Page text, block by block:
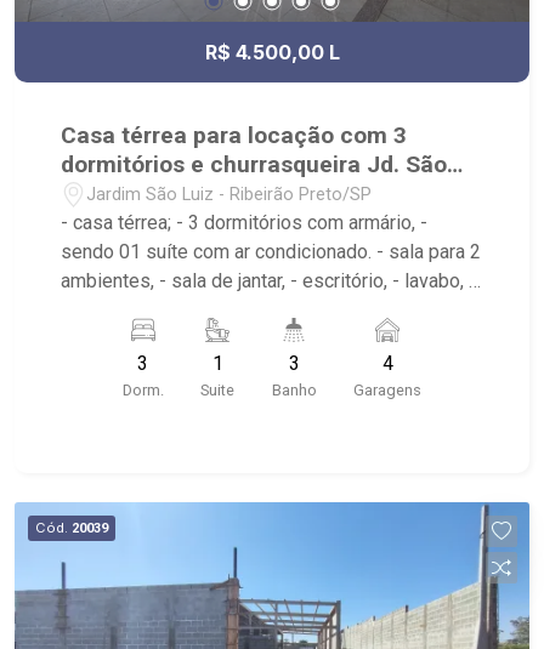
R$ 4.500,00 L
Casa térrea para locação com 3
dormitórios e churrasqueira Jd. São
LuizJardim São Luiz - Ribeirão Preto/SP
- casa térrea; - 3 dormitórios com armário, -
sendo 01 suíte com ar condicionado. - sala para 2
ambientes, - sala de jantar, - escritório, - lavabo, -
garagem para 4 automóveis. - varanda gourmet -
3
Dorm.
1
Suite
3
Banho
4
Garagens
Cód. 20039